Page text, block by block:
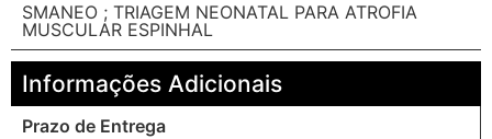
SMANEO ; TRIAGEM NEONATAL PARA ATROFIA
MUSCULAR ESPINHAL
Informações Adicionais
Prazo de Entrega